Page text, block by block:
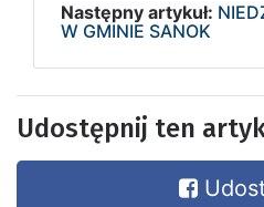
Następny artykuł:
W GMINIE SANOK
Udostępnij ten